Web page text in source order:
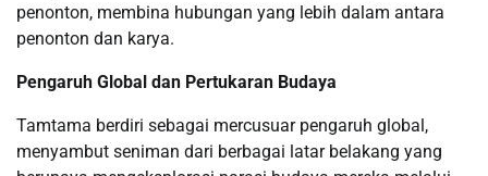
penonton, membina hubungan yang lebih dalam antara
penonton dan karya.
Pengaruh Global dan Pertukaran Budaya
Tamtama berdiri sebagai mercusuar pengaruh global,
menyambut seniman dari berbagai latar belakang yang